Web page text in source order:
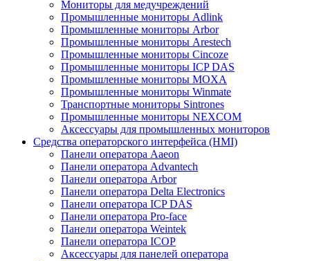
Мониторы для медучреждений
Промышленные мониторы Adlink
Промышленные мониторы Arbor
Промышленные мониторы Arestech
Промышленные мониторы Cincoze
Промышленные мониторы ICP DAS
Промышленные мониторы MOXA
Промышленные мониторы Winmate
Транспортные мониторы Sintrones
Промышленные мониторы NEXCOM
Аксессуары для промышленных мониторов
Средства операторского интерфейса (HMI)
Панели оператора Aaeon
Панели оператора Advantech
Панели оператора Arbor
Панели оператора Delta Electronics
Панели оператора ICP DAS
Панели оператора Pro-face
Панели оператора Weintek
Панели оператора ICOP
Аксессуары для панелей оператора